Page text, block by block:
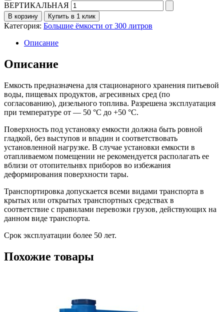
ВЕРТИКАЛЬНАЯ
В корзину Купить в 1 клик
Категория: Большие ёмкости от 300 литров
Описание
Описание
Емкость предназначена для стационарного хранения питьевой
воды, пищевых продуктов, агресивных сред (по
согласованию), дизельного топлива. Разрешена эксплуатация
при температуре от — 50 °С до +50 °С.
Поверхность под установку емкости должна быть ровной
гладкой, без выступов и впадин и соответствовать
установленной нагрузке. В случае установки емкости в
отапливаемом помещении не рекомендуется располагать ее
вблизи от отопительнвх приборов во избежания
деформирования поверхности тары.
Транспортировка допускается всеми видами транспорта в
крытых или открытых транспортных средствах в
соответствие с правилами перевозки грузов, действующих на
данном виде транспорта.
Срок эксплуатации более 50 лет.
Похожие товары